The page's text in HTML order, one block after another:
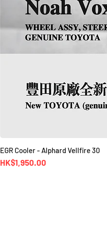
EGR Cooler - Alphard Vellfire 30
價格
HK$1,950.00